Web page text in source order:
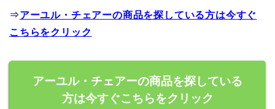
⇒アーユル・チェアーの商品を探している方は今すぐ
こちらをクリック
アーユル・チェアーの商品を探している
方は今すぐこちらをクリック